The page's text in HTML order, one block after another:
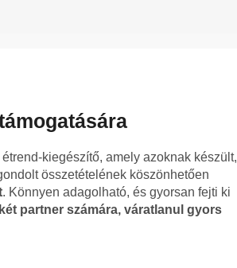
kiegészítő, amely azoknak készült,
összetételének köszönhetően
. Könnyen adagolható, és gyorsan fejti ki
partner számára, váratlanul gyors